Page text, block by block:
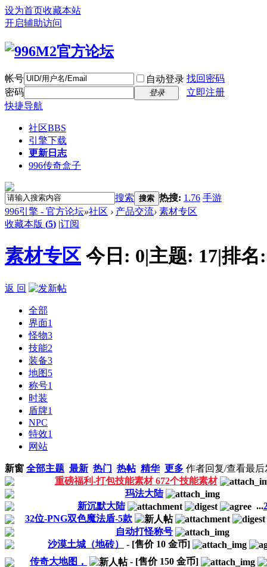
设为首页收藏本站
开启辅助访问
帐号 自动登录 找回密码
密码
登录
立即注册
快捷导航
社区BBS
引擎下载
更新日志
996传奇盒子
搜索 搜索 热搜: 1.76 手游
996引擎 - 官方论坛»社区 › 产品交流› 素材专区
收藏本版 (5) |订阅
素材专区 今日: 0|主题: 17|排
返 回
全部
界面1
怪物3
技能2
装备3
地图5
称号1
时装
盾牌1
NPC
特效1
网站
新窗 全部主题 最新 热门 热帖 精华 更多 作者回复/查看最后
重磅福利-打包技能素材 672个技能素材
玛法大陆
新沉默大陆
...
32位-PNG双色魔法盾-5款
自动打怪称号
沙漠土城（地砖）
- [售价 10 金币]
传奇大地图，
- [售价 150 金币]